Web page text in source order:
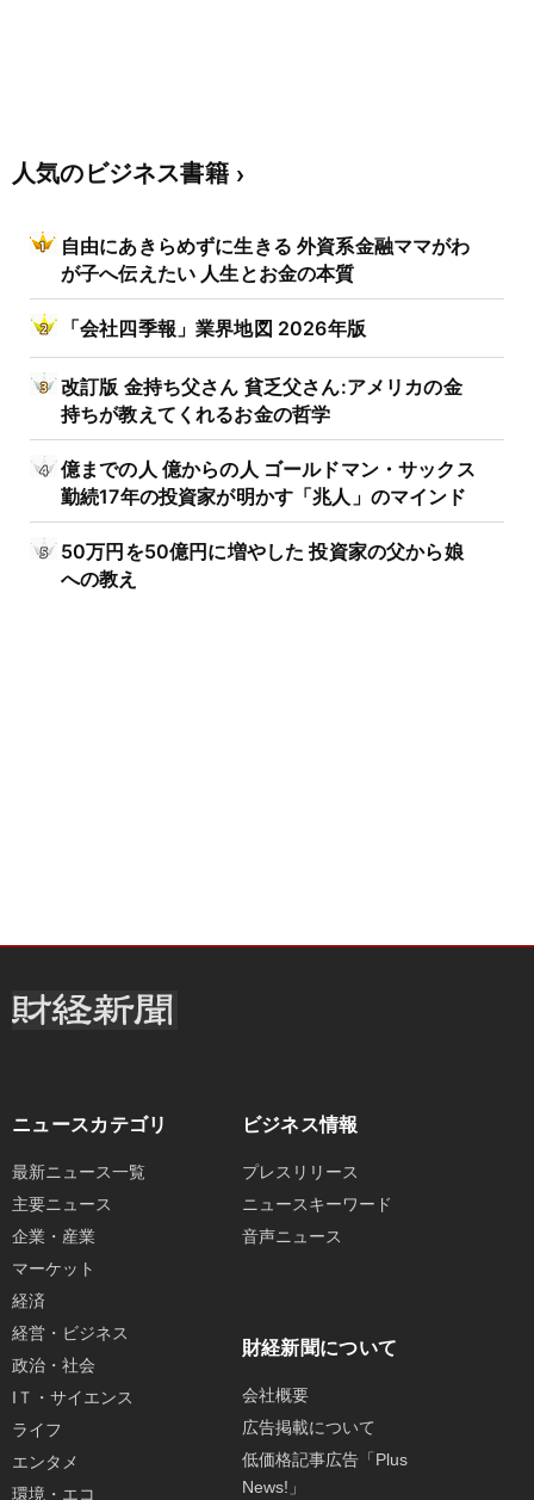
人気のビジネス書籍
自由にあきらめずに生きる 外資系金融ママがわ
が子へ伝えたい 人生とお金の本質
「会社四季報」業界地図 2026年版
改訂版 金持ち父さん 貧乏父さん:アメリカの金
持ちが教えてくれるお金の哲学
億までの人 億からの人 ゴールドマン・サックス
勤続17年の投資家が明かす「兆人」のマインド
50万円を50億円に増やした 投資家の父から娘
への教え
ニュースカテゴリ
最新ニュース一覧
主要ニュース
企業・産業
マーケット
経済
経営・ビジネス
政治・社会
IＴ・サイエンス
ライフ
エンタメ
環境・エコ
ビジネス情報
プレスリリース
ニュースキーワード
音声ニュース
財経新聞について
会社概要
広告掲載について
低価格記事広告「Plus
News!」